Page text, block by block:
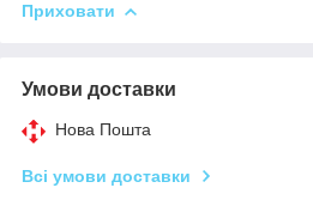
Приховати
Умови доставки
Нова Пошта
Всі умови доставки